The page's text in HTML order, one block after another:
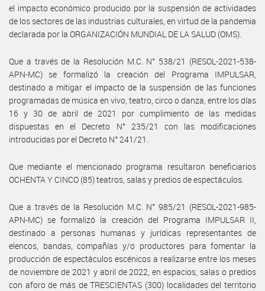
el impacto económico producido por la suspensión de actividades
de los sectores de las industrias culturales, en virtud de la pandemia
declarada por la ORGANIZACIÓN MUNDIAL DE LA SALUD (OMS).
Que a través de la Resolución M.C. N° 538/21 (RESOL-2021-538-
APN-MC) se formalizó la creación del Programa IMPULSAR,
destinado a mitigar el impacto de la suspensión de las funciones
programadas de música en vivo, teatro, circo o danza, entre los días
16 y 30 de abril de 2021 por cumplimiento de las medidas
dispuestas en el Decreto N° 235/21 con las modificaciones
introducidas por el Decreto N° 241/21.
Que mediante el mencionado programa resultaron beneficiarios
OCHENTA Y CINCO (85) teatros, salas y predios de espectáculos.
Que a través de la Resolución M.C. N° 985/21 (RESOL-2021-985-
APN-MC) se formalizó la creación del Programa IMPULSAR II,
destinado a personas humanas y jurídicas representantes de
elencos, bandas, compañías y/o productores para fomentar la
producción de espectáculos escénicos a realizarse entre los meses
de noviembre de 2021 y abril de 2022, en espacios, salas o predios
con aforo de más de TRESCIENTAS (300) localidades del territorio